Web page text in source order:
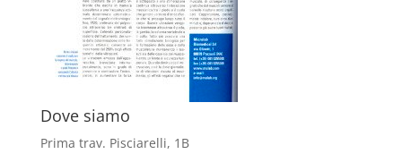
Dove siamo
Prima trav. Pisciarelli, 1B